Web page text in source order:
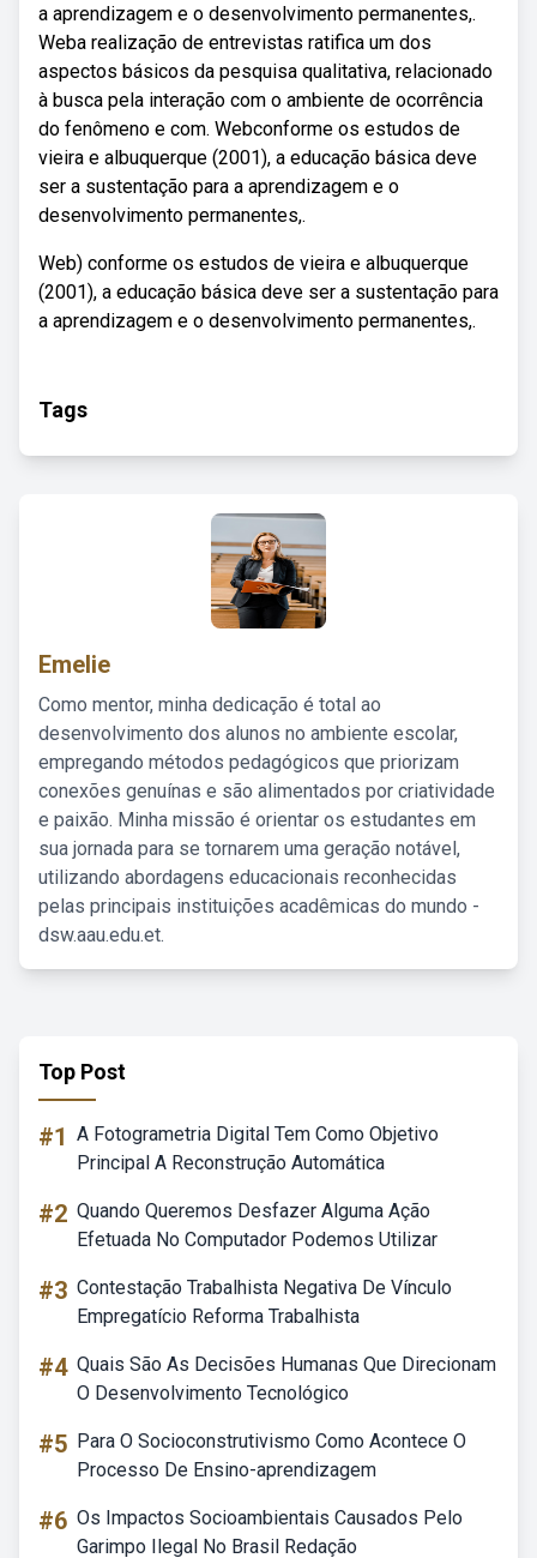
a aprendizagem e o desenvolvimento permanentes,.
Weba realização de entrevistas ratifica um dos
aspectos básicos da pesquisa qualitativa, relacionado
à busca pela interação com o ambiente de ocorrência
do fenômeno e com. Webconforme os estudos de
vieira e albuquerque (2001), a educação básica deve
ser a sustentação para a aprendizagem e o
desenvolvimento permanentes,.
Web) conforme os estudos de vieira e albuquerque
(2001), a educação básica deve ser a sustentação para
a aprendizagem e o desenvolvimento permanentes,.
Tags
Emelie
Como mentor, minha dedicação é total ao
desenvolvimento dos alunos no ambiente escolar,
empregando métodos pedagógicos que priorizam
conexões genuínas e são alimentados por criatividade
e paixão. Minha missão é orientar os estudantes em
sua jornada para se tornarem uma geração notável,
utilizando abordagens educacionais reconhecidas
pelas principais instituições acadêmicas do mundo -
dsw.aau.edu.et.
Top Post
#1 A Fotogrametria Digital Tem Como Objetivo
Principal A Reconstrução Automática
#2 Quando Queremos Desfazer Alguma Ação
Efetuada No Computador Podemos Utilizar
#3 Contestação Trabalhista Negativa De Vínculo
Empregatício Reforma Trabalhista
#4 Quais São As Decisões Humanas Que Direcionam
O Desenvolvimento Tecnológico
#5 Para O Socioconstrutivismo Como Acontece O
Processo De Ensino-aprendizagem
#6 Os Impactos Socioambientais Causados Pelo
Garimpo Ilegal No Brasil Redação